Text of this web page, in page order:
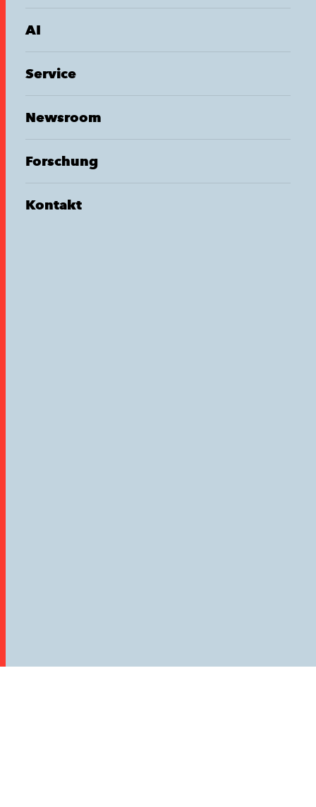
AI
Service
Newsroom
Forschung
Kontakt